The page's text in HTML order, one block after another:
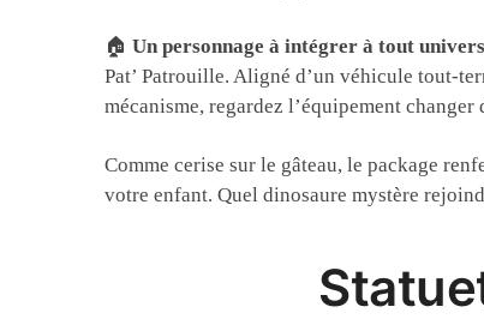
🏠Un personnage à intégrer à tout
Pat’ Patrouille. Aligné d’un véhicule tout-
mécanisme, regardez l’équipement
Comme cerise sur le gâteau, le package
votre enfant. Quel dinosaure mystère